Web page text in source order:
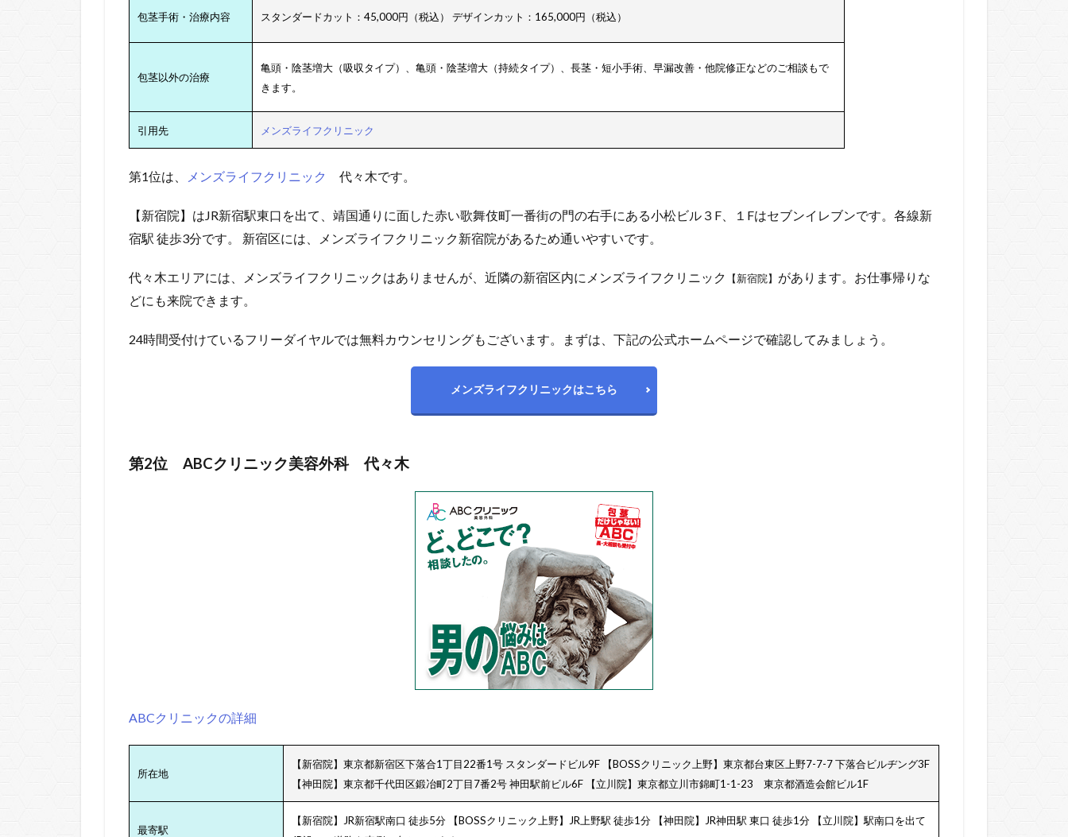
包茎手術・治療内容 スタンダードカット：45,000円（税込） デザインカット：165,000円（税込）
包茎以外の治療
亀頭・陰茎増大（吸収タイプ）、 亀頭・陰茎増大（持続タイプ）、 長茎・短小手術、早漏改善・他院修正などのご相談もで
きます。
引用先 メンズライフクリニック
第1位は、 メンズライフクリニック 代々木です。
【新宿院】はJR新宿駅東口を出て、靖国通りに面した赤い歌舞伎町一番街の門の右手にある小松ビル３F、１Fはセブンイレブンです。各線新
宿駅 徒歩3分です。 新宿区には、メンズライフクリニック新宿院があるため通いやすいです。
代々木エリアには、メンズライフクリニックはありませんが、近隣の新宿区内にメンズライフクリニック 【新宿院】 があります。お仕事帰りな
どにも来院できます。
24時間受付けているフリーダイヤルでは無料カウンセリングもございます。まずは、下記の公式ホームページで確認してみましょう。
メンズライフクリニックはこちら
第2位 ABCクリニック美容外科 代々木
ABCクリニックの詳細
所在地
【新宿院】東京都新宿区下落合1丁目22番1号 スタンダードビル9F
【BOSSクリニック上野】東京都台東区上野7-7-7 下落合ビルヂング3F
【神田院】東京都千代田区鍛冶町2丁目7番2号 神田駅前ビル6F
【立川院】東京都立川市錦町1-1-23 東京都酒造会館ビル1F
最寄駅
【新宿院】JR新宿駅南口 徒歩5分 【BOSSクリニック上野】JR上野駅 徒歩1分 【神田院】JR神田駅 東口 徒歩1分
【立川院】駅南口を出て